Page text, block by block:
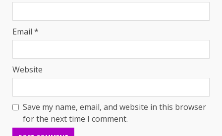
Email *
Website
Save my name, email, and website in this browser
for the next time I comment.